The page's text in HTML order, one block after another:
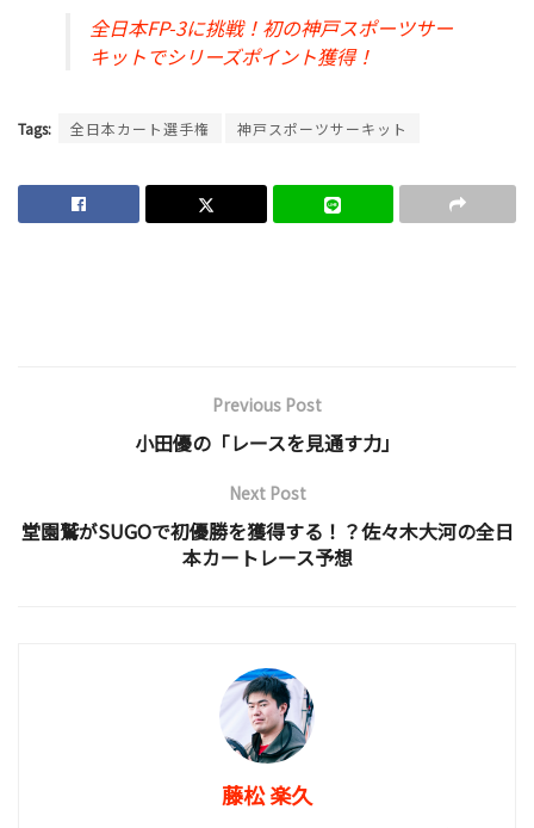
全日本FP-3に挑戦！初の神戸スポーツサー
キットでシリーズポイント獲得！
Tags: 全日本カート選手権 神戸スポーツサーキット
Previous Post
小田優の「レースを見通す力」
Next Post
堂園鷲がSUGOで初優勝を獲得する！？佐々木大河の全日
本カートレース予想
藤松 楽久